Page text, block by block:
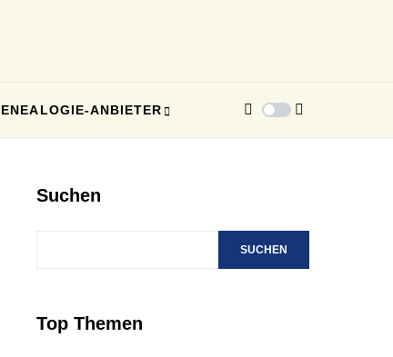
ANBIETER
Suchen
SUCHEN
Top Themen